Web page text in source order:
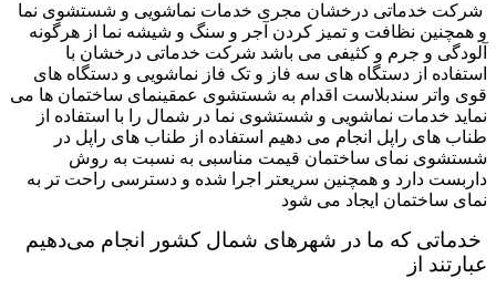
شرکت خدماتی درخشان مجری خدمات نماشویی و شستشوی نما
و همچنین نظافت و تمیز کردن آجر و سنگ و شیشه نما از هرگونه
آلودگی و جرم و کثیفی می باشد شرکت خدماتی درخشان با
استفاده از دستگاه های سه فاز و تک فاز نماشویی و دستگاه های
قوی واتر سندبلاست اقدام به شستشوی عمقینمای ساختمان ها می
نماید خدمات نماشویی و شستشوی نما در شمال را با استفاده از
طناب های راپل انجام می دهیم استفاده از طناب های راپل در
شستشوی نمای ساختمان قیمت مناسبی به نسبت به روش
داربست دارد و همچنین سریعتر اجرا شده و دسترسی راحت تر به
نمای ساختمان ایجاد می شود
خدماتی که ما در شهرهای شمال کشور انجام می‌دهیم
عبارتند از